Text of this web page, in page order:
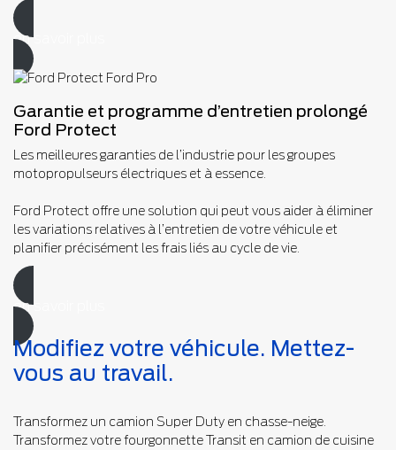
en savoir plus
Garantie et programme d’entretien prolongé
Ford Protect
Les meilleures garanties de l’industrie pour les groupes
motopropulseurs électriques et à essence.
Ford Protect offre une solution qui peut vous aider à éliminer
les variations relatives à l’entretien de votre véhicule et
planifier précisément les frais liés au cycle de vie.
en savoir plus
Modifiez votre véhicule. Mettez-
vous au travail.
Transformez un camion Super Duty en chasse-neige.
Transformez votre fourgonnette Transit en camion de cuisine